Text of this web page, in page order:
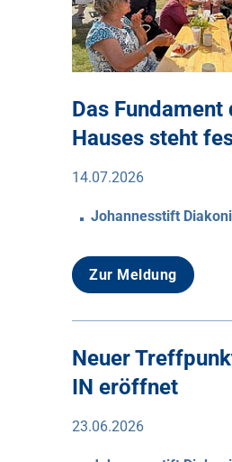
Das Fundament
Hauses steht
14.07.2026
Johannesstift
Zur Meldung
Neuer
IN eröffnet
23.06.2026